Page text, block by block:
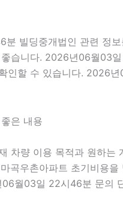
빌딩중개법인 관련 정보
습니다. 2026년06월03
인할 수 있습니다. 2026
은 내용
차량 이용 목적과 원하
곡우촌아파트 초기비용
월03일 22시46분 문의